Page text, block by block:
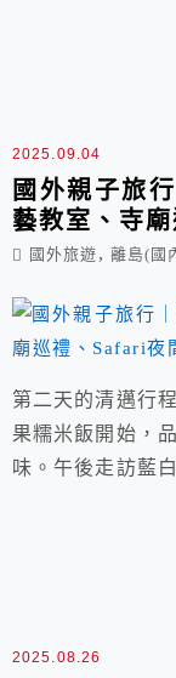
2025.09.04
國外親子旅
藝教室、寺
國外旅遊 , 離島(國
第二天的清邁行
果糯米飯開始，
味。午後走訪藍
餵食體驗好難忘
2025.08.26